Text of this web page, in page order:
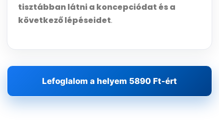
tisztábban látni a koncepciódat és a
következő lépéseidet.
Lefoglalom a helyem 5890 Ft-ért